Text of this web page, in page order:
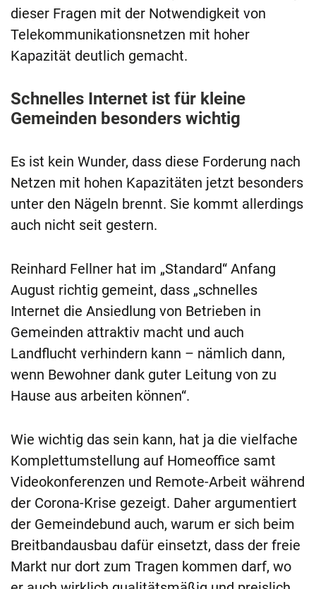
dieser Fragen mit der Notwendigkeit von
Telekommunikationsnetzen mit hoher
Kapazität deutlich gemacht.
Schnelles Internet ist für kleine
Gemeinden besonders wichtig
Es ist kein Wunder, dass diese Forderung nach
Netzen mit hohen Kapazitäten jetzt besonders
unter den Nägeln brennt. Sie kommt allerdings
auch nicht seit gestern.
Reinhard Fellner hat im „Standard“ Anfang
August richtig gemeint, dass „schnelles
Internet die Ansiedlung von Betrieben in
Gemeinden attraktiv macht und auch
Landflucht verhindern kann – nämlich dann,
wenn Bewohner dank guter Leitung von zu
Hause aus arbeiten können“.
Wie wichtig das sein kann, hat ja die vielfache
Komplettumstellung auf Homeoffice samt
Videokonferenzen und Remote-Arbeit während
der Corona-Krise gezeigt. Daher argumentiert
der Gemeindebund auch, warum er sich beim
Breitbandausbau dafür einsetzt, dass der freie
Markt nur dort zum Tragen kommen darf, wo